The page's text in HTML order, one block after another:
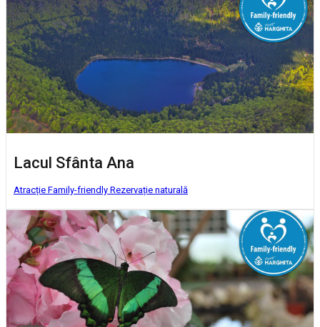
Lacul Sfânta Ana
Atracție Family-friendly Rezervație naturală